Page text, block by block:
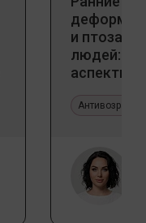
и птоза у
людей:
аспекты